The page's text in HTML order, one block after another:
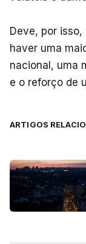
Deve, por
haver uma
nacional, uma
e o reforço de
ARTIGOS